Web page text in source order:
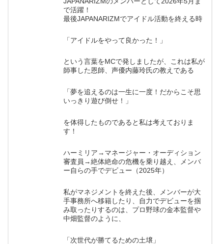
で活躍！
最後JAPANARIZMでアイドル活動を終える時
「アイドルをやって良かった！」
という言葉をMCで発しましたが、これは私が
師事した恩師、声優内藤玲氏の教えである
「夢を追えるのは一生に一度！だからこそ思
いっきり遊び倒せ！」
を体得したものであると私は考えておりま
す！
ハーミリア→マネージャー・オーディション
審査員→絶体絶命の危機を乗り越え、メンバ
ー自らの手でデビュー（2025年）
私がマネジメントを終えた後、メンバーが大
手事務所へ移籍したり、自力でデビューを掴
み取ったりするのは、プロ野球の金本監督や
中畑監督のように、
「次世代が勝てるための土壌」